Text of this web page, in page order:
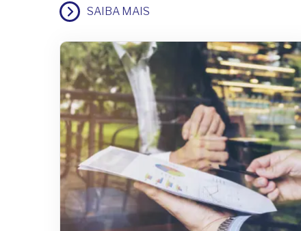
SAIBA MAIS